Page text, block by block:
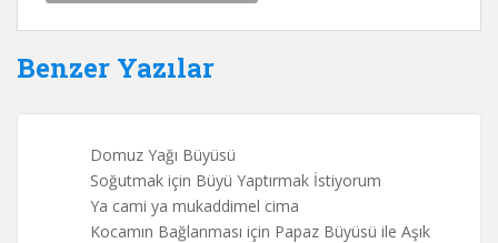
Benzer Yazılar
Domuz Yağı Büyüsü
Soğutmak için Büyü Yaptırmak İstiyorum
Ya cami ya mukaddimel cima
Kocamın Bağlanması için Papaz Büyüsü ile Aşık